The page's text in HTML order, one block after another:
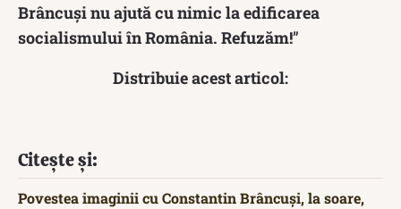
Brâncuşi nu ajută cu nimic la edificarea
socialismului în România. Refuzăm!”
Distribuie acest articol:
Citește și:
Povestea imaginii cu Constantin Brâncuși, la soare,